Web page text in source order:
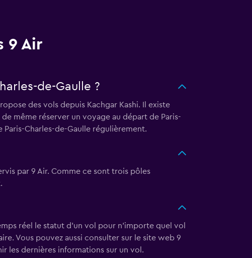
9 Air
de-Gaulle ?
des vols depuis Kachgar Kashi. Il existe
même réserver un voyage au départ de Paris-
Charles-de-Gaulle régulièrement.
par 9 Air. Comme ce sont trois pôles
réel le statut d'un vol pour n'importe quel vol
Vous pouvez aussi consulter sur le site web 9
les dernières informations sur un vol.